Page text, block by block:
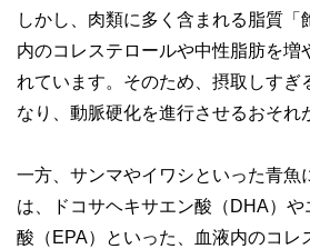
私たちは、快適でより良い生活
コンシェルジュを目指します。
しかし、肉類に多く含まれる脂質「
内のコレステロールや中性脂肪を増
れています。そのため、摂取しすぎ
なり、動脈硬化を進行させるおそれ
一方、サンマやイワシといった青魚
は、ドコサヘキサエン酸（DHA）
酸（EPA）といった、血液内のコレ